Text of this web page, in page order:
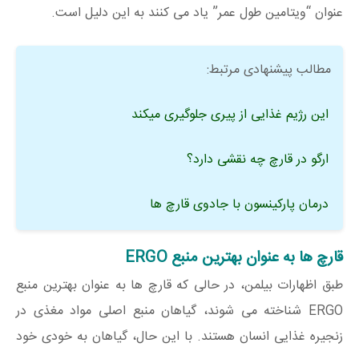
عنوان “ویتامین طول عمر” یاد می کنند به این دلیل است.
مطالب پیشنهادی مرتبط:
این رژیم غذایی از پیری جلوگیری میکند
ارگو در قارچ چه نقشی دارد؟
درمان پارکینسون با جادوی قارچ ها
قارچ ها به عنوان بهترین منبع ERGO
طبق اظهارات بيلمن، در حالی که قارچ ها به عنوان بهترین منبع
ERGO شناخته می شوند، گیاهان منبع اصلی مواد مغذی در
زنجیره غذایی انسان هستند. با این حال، گیاهان به خودی خود